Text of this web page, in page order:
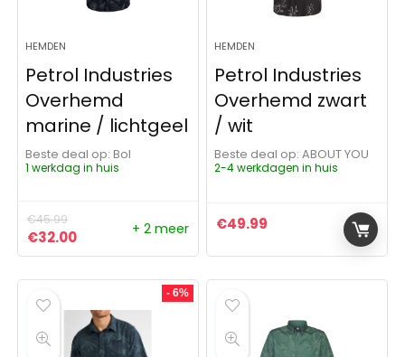
HEMDEN
Petrol Industries
Overhemd
marine / lichtgeel
Beste deal op:
Bol
1 werkdag in huis
€45.99
Oorspronkelijke prijs was: €45.99.
€32.00Huidige prijs is: €32.00.
+ 2 meer
HEMDEN
Petrol Industries
Overhemd zwart
/ wit
Beste deal op:
ABOUT YOU
2-4 werkdagen in huis
€49.99
- 6%